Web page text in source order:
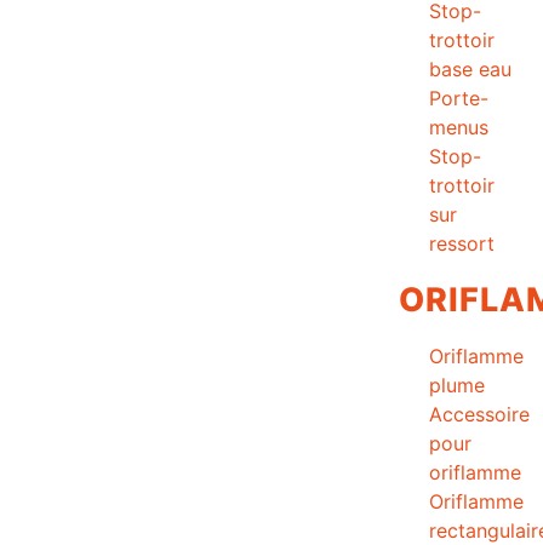
Stop-
trottoir
base eau
Porte-
menus
Stop-
trottoir
sur
ressort
Oriflamme
plume
Accessoire
pour
oriflamme
Oriflamme